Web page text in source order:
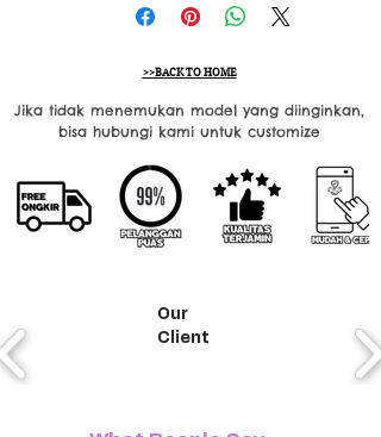
>>BACK TO HOME
Jika tidak menemukan model yang diinginkan,
bisa hubungi kami untuk customize
Our
Client